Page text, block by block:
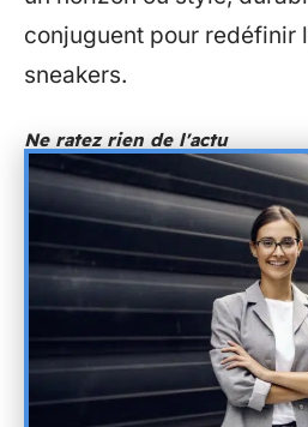
conjuguent pour redéfinir
sneakers.
Ne ratez rien de l'actu